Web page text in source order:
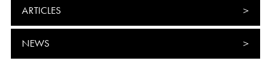
ARTICLES
NEWS